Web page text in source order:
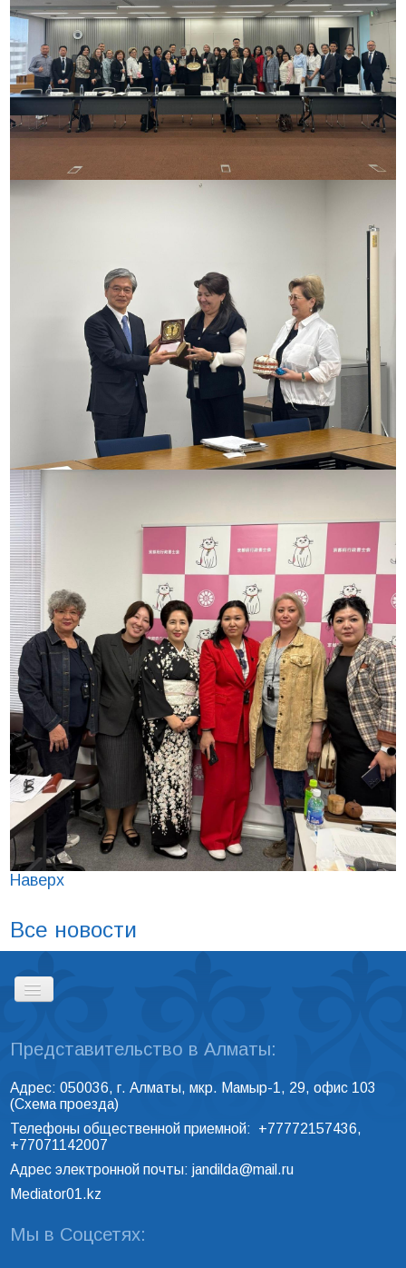
Наверх
Все новости
ГЛАВНАЯ
РЕЕСТР ПРОФЕССИОНАЛЬНЫХ
МЕДИАТОРОВ
Представительство в Алматы:
Адрес: 050036, г. Алматы, мкр. Мамыр-1, 29, офис 103
(Схема проезда)
Телефоны общественной приемной: +77772157436,
+77071142007
Адрес электронной почты:jandilda@mail.ru
Mediator01.kz
Мы в Соцсетях: